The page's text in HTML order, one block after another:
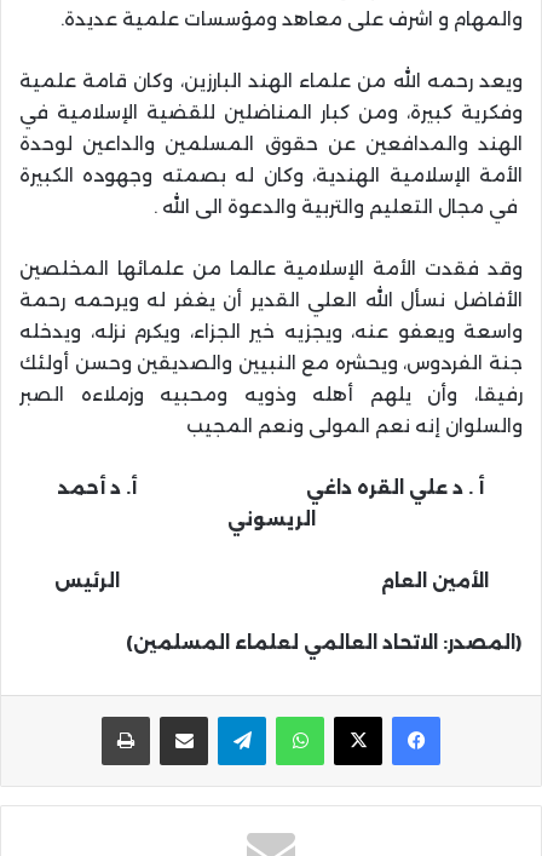
والمهام و اشرف على معاهد ومؤسسات علمية عديدة.
ويعد رحمه الله من علماء الهند البارزين، وكان قامة علمية
وفكرية كبيرة، ومن كبار المناضلين للقضية الإسلامية في
الهند والمدافعين عن حقوق المسلمين والداعين لوحدة
الأمة الإسلامية الهندية، وكان له بصمته وجهوده الكبيرة
في مجال التعليم والتربية والدعوة الى الله .
وقد فقدت الأمة الإسلامية عالما من علمائها المخلصين
الأفاضل نسأل الله العلي القدير أن يغفر له ويرحمه رحمة
واسعة ويعفو عنه، ويجزيه خير الجزاء، ويكرم نزله، ويدخله
جنة الفردوس، ويحشره مع النبيين والصديقين وحسن أولئك
رفيقا، وأن يلهم أهله وذويه ومحبيه وزملاءه الصبر
والسلوان إنه نعم المولى ونعم المجيب
أ . د علي القره داغي أ. د أحمد
الريسوني
الأمين العام الرئيس
(المصدر: الاتحاد العالمي لعلماء المسلمين)
واتساب تيلقرام مشاركة عبر البريد